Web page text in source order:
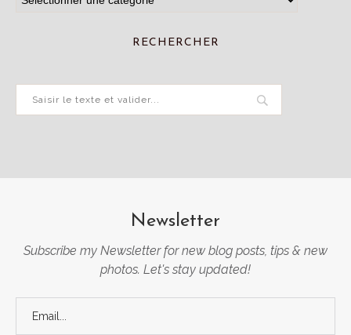
RECHERCHER
Newsletter
Subscribe my Newsletter for new blog posts, tips & new
photos. Let's stay updated!